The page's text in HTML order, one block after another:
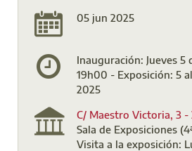
05 jun 2025
Inauguración: Jueves 5
19h00 - Exposición: 5
2025
C/ Maestro Victoria, 3 -
Sala de Exposiciones
Visita a la exposición: